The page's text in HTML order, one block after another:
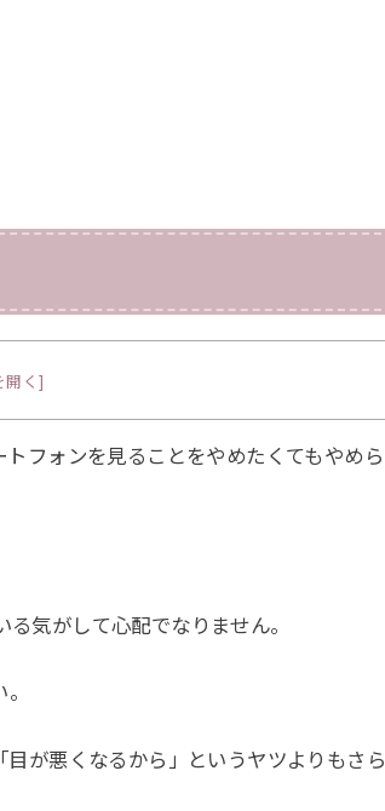
く ]
フォンを見ることをやめたくてもやめら
気がして心配でなりません。
が悪くなるから」というヤツよりもさら